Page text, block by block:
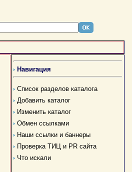
Навигация
Список разделов каталога
Добавить каталог
Изменить каталог
Обмен ссылками
Наши ссылки и баннеры
Проверка ТИЦ и PR сайта
Что искали